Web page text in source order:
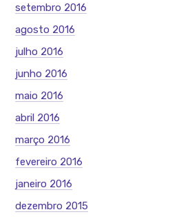
setembro 2016
agosto 2016
julho 2016
junho 2016
maio 2016
abril 2016
março 2016
fevereiro 2016
janeiro 2016
dezembro 2015